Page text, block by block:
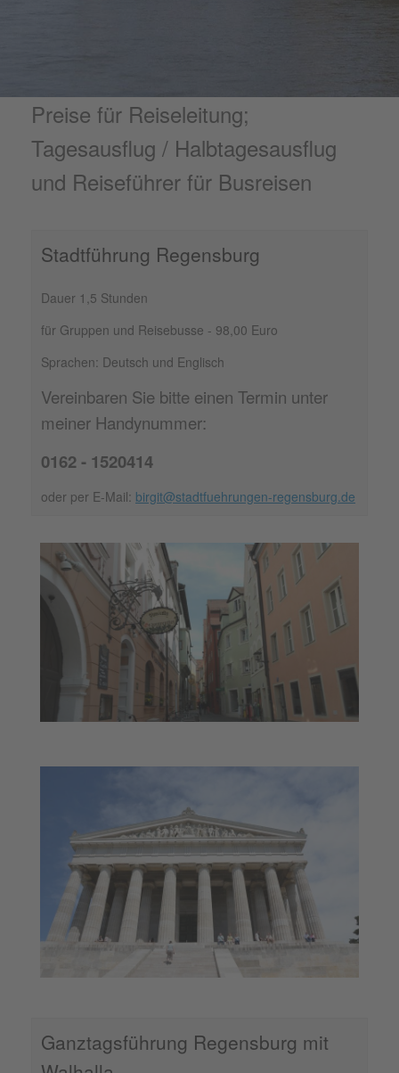
Preise für Reiseleitung;
Tagesausflug / Halbtagesausflug
und Reiseführer für Busreisen
Stadtführung Regensburg
Dauer 1,5 Stunden
für Gruppen und Reisebusse - 98,00 Euro
Sprachen: Deutsch und Englisch
Vereinbaren Sie bitte einen Termin unter
meiner Handynummer:
0162 - 1520414
oder per E-Mail: birgit@stadtfuehrungen-regensburg.de
Ganztagsführung Regensburg mit